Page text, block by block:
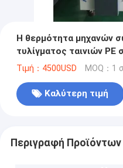
Η θερμότητα μηχανών
τυλίγματος ταινιών PE
25KW
Τιμή：4500USD MOQ：1
Καλύτερη τιμή
Περιγραφή Προϊόντων